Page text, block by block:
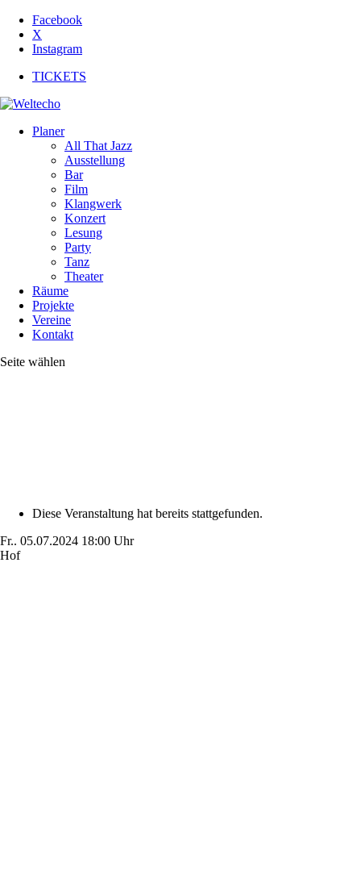
Facebook
X
Instagram
TICKETS
Planer
All That Jazz
Ausstellung
Bar
Film
Klangwerk
Konzert
Lesung
Party
Tanz
Theater
Räume
Projekte
Vereine
Kontakt
Seite wählen
Diese Veranstaltung hat bereits stattgefunden.
Fr.. 05.07.2024 18:00 Uhr
Hof